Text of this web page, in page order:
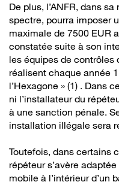
De plus, l’ANFR, dans
spectre, pourra imposer
maximale de 7500 EUR
constatée suite à son
les équipes de
réalisent chaque année
l’Hexagone » (1) . Dans
ni l’installateur du
à une sanction pénale.
installation illégale sera
Toutefois, dans certains
répéteur s’avère
mobile à l’intérieur d’un